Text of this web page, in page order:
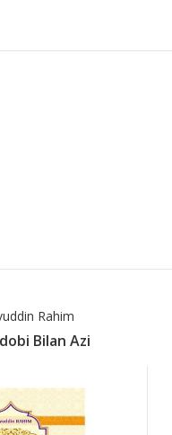
Rahim
Bilan Azi